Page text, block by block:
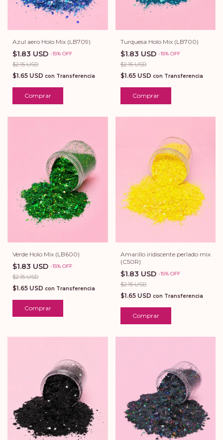
Azul aero Holo Mix (LB709)
$1.83 USD -15% OFF
$2.15 USD
$1.65 USD con Transferencia
Comprar
Turquesa Holo Mix (LB700)
$1.83 USD -15% OFF
$2.15 USD
$1.65 USD con Transferencia
Comprar
Verde Holo Mix (LB600)
$1.83 USD -15% OFF
$2.15 USD
$1.65 USD con Transferencia
Comprar
Amarillo iridiscente perlado mix
(C50R)
$1.83 USD -15% OFF
$2.15 USD
$1.65 USD con Transferencia
Comprar